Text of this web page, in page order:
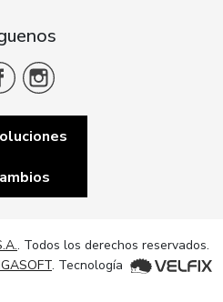
. Todos los derechos reservados.
. Tecnología